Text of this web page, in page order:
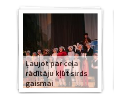
Ļaujot par ceļa
rādītāju kļūt sirds
gaismai